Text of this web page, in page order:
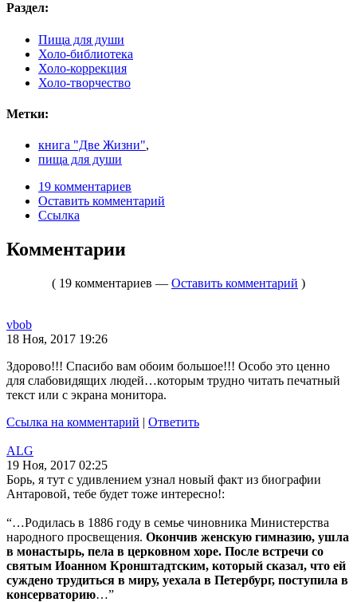
Раздел:
Пища для души
Холо-библиотека
Холо-коррекция
Холо-творчество
Метки:
книга "Две Жизни",
пища для души
19 комментариев
Оставить комментарий
Ссылка
Комментарии
( 19 комментариев — Оставить комментарий )
vbob
18 Ноя, 2017 19:26
Здорово!!! Спасибо вам обоим большое!!! Особо это ценно
для слабовидящих людей…которым трудно читать печатный
текст или с экрана монитора.
Ссылка на комментарий | Ответить
ALG
19 Ноя, 2017 02:25
Борь, я тут с удивлением узнал новый факт из биографии
Антаровой, тебе будет тоже интересно!:
“…Родилась в 1886 году в семье чиновника Министерства
народного просвещения. Окончив женскую гимназию, ушла
в монастырь, пела в церковном хоре. После встречи со
святым Иоанном Кронштадтским, который сказал, что ей
суждено трудиться в миру, уехала в Петербург, поступила в
консерваторию…”